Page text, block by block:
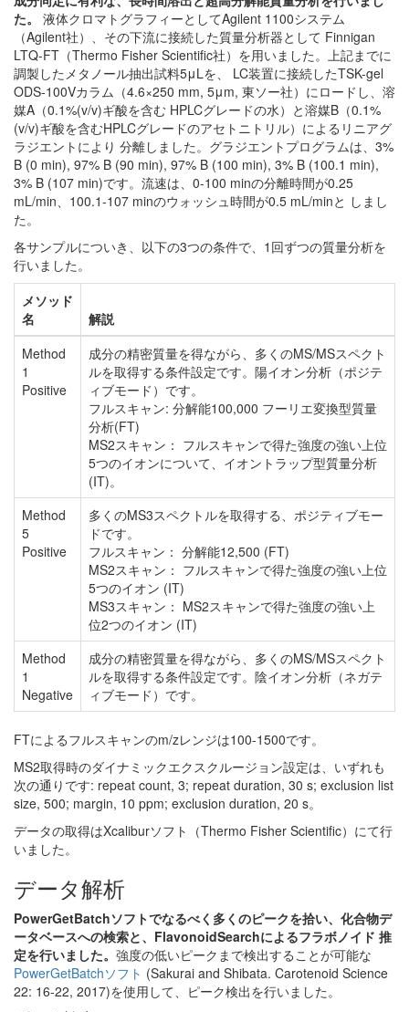
た。
液体クロマトグラフィーとしてAgilent 1100システム
（Agilent社）、その下流に接続した質量分析器として Finnigan
LTQ-FT（Thermo Fisher Scientific社）を用いました。上記までに
調製したメタノール抽出試料5μLを、 LC装置に接続したTSK-gel
ODS-100Vカラム（4.6×250 mm, 5μm, 東ソー社）にロードし、溶
媒A（0.1%(v/v)ギ酸を含む HPLCグレードの水）と溶媒B（0.1%
(v/v)ギ酸を含むHPLCグレードのアセトニトリル）によるリニアグ
ラジエントにより 分離しました。グラジエントプログラムは、3%
B (0 min), 97% B (90 min), 97% B (100 min), 3% B (100.1 min),
3% B (107 min)です。流速は、0-100 minの分離時間が0.25
mL/min、100.1-107 minのウォッシュ時間が0.5 mL/minと しまし
た。
各サンプルについき、以下の3つの条件で、1回ずつの質量分析を
行いました。
メソッド
名
解説
Method
1
Positive
成分の精密質量を得ながら、多くのMS/MSスペクト
ルを取得する条件設定です。陽イオン分析（ポジテ
ィブモード）です。
フルスキャン: 分解能100,000 フーリエ変換型質量
分析(FT)
MS2スキャン： フルスキャンで得た強度の強い上位
5つのイオンについて、イオントラップ型質量分析
(IT)。
Method
5
Positive
多くのMS3スペクトルを取得する、ポジティブモー
ドです。
フルスキャン： 分解能12,500 (FT)
MS2スキャン： フルスキャンで得た強度の強い上位
5つのイオン (IT)
MS3スキャン： MS2スキャンで得た強度の強い上
位2つのイオン (IT)
Method
1
Negative
成分の精密質量を得ながら、多くのMS/MSスペクト
ルを取得する条件設定です。陰イオン分析（ネガテ
ィブモード）です。
FTによるフルスキャンのm/zレンジは100-1500です。
MS2取得時のダイナミックエクスクルージョン設定は、いずれも
次の通りです: repeat count, 3; repeat duration, 30 s; exclusion list
size, 500; margin, 10 ppm; exclusion duration, 20 s。
データの取得はXcaliburソフト（Thermo Fisher Scientific）にて行
いました。
データ解析
PowerGetBatchソフトでなるべく多くのピークを拾い、化合物デ
ータベースへの検索と、FlavonoidSearchによるフラボノイド 推
定を行いました。 強度の低いピークまで検出することが可能な
PowerGetBatchソフト (Sakurai and Shibata. Carotenoid Science
22: 16-22, 2017)を使用して、ピーク検出を行いました。